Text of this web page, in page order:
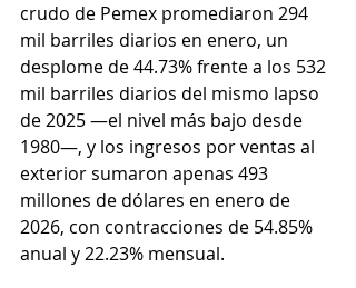
crudo de Pemex promediaron 294
mil barriles diarios en enero, un
desplome de 44.73% frente a los 532
mil barriles diarios del mismo lapso
de 2025 —el nivel más bajo desde
1980—, y los ingresos por ventas al
exterior sumaron apenas 493
millones de dólares en enero de
2026, con contracciones de 54.85%
anual y 22.23% mensual.